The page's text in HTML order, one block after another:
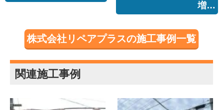
増…
株式会社リペアプラスの施工事例一覧
関連施工事例